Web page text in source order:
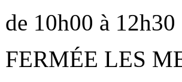
de 10h00 à
FERMÉE LES